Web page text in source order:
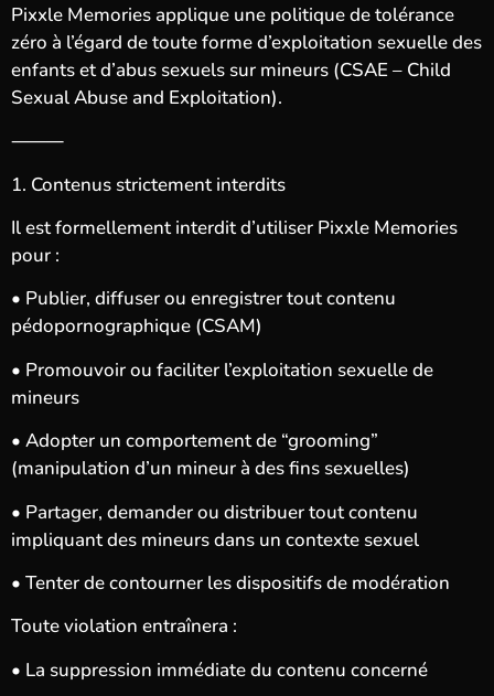
Pixxle Memories applique une politique de tolérance
zéro à l’égard de toute forme d’exploitation sexuelle des
enfants et d’abus sexuels sur mineurs (CSAE – Child
Sexual Abuse and Exploitation).
⸻
1. Contenus strictement interdits
Il est formellement interdit d’utiliser Pixxle Memories
pour :
• Publier, diffuser ou enregistrer tout contenu
pédopornographique (CSAM)
• Promouvoir ou faciliter l’exploitation sexuelle de
mineurs
• Adopter un comportement de “grooming”
(manipulation d’un mineur à des fins sexuelles)
• Partager, demander ou distribuer tout contenu
impliquant des mineurs dans un contexte sexuel
• Tenter de contourner les dispositifs de modération
Toute violation entraînera :
• La suppression immédiate du contenu concerné